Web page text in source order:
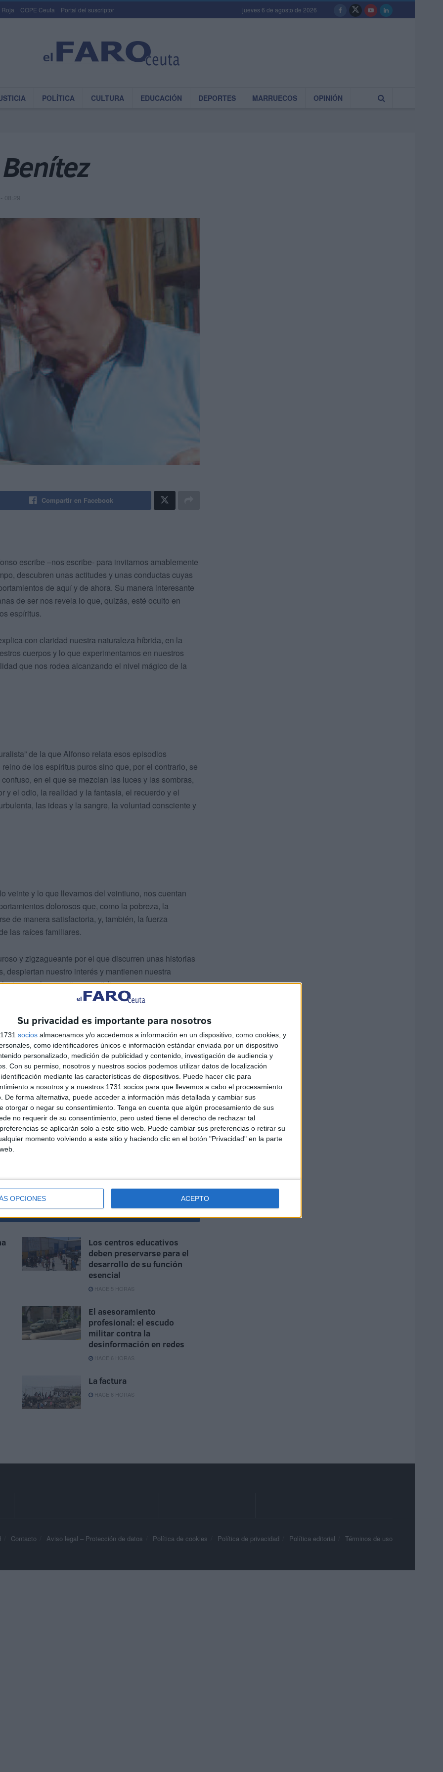
Su privacidad es importante para nosotros
socios almacenamos y/o accedemos a información en un dispositivo, como cookies, y
como identificadores únicos e información estándar enviada por un dispositivo
personalizado, medición de publicidad y contenido, investigación de audiencia y
Con su permiso, nosotros y nuestros socios podemos utilizar datos de localización
mediante las características de dispositivos. Puede hacer clic para
a nosotros y a nuestros 1731 socios para que llevemos a cabo el procesamiento
De forma alternativa, puede acceder a información más detallada y cambiar sus
otorgar o negar su consentimiento. Tenga en cuenta que algún procesamiento de sus
no requerir de su consentimiento, pero usted tiene el derecho de rechazar tal
se aplicarán solo a este sitio web. Puede cambiar sus preferencias o retirar su
momento volviendo a este sitio y haciendo clic en el botón "Privacidad" en la parte
OPCIONES ACEPTO
Roja COPE Ceuta Portal del suscriptor jueves 6 de agosto de 2026
POLÍTICA CULTURA EDUCACIÓN DEPORTES MARRUECOS OPINIÓN
08:29
Compartir en Facebook
escribe –nos escribe- para invitarnos amablemente
descubren unas actitudes y unas conductas cuyas
de aquí y de ahora. Su manera interesante
de ser nos revela lo que, quizás, esté oculto en
espíritus.
con claridad nuestra naturaleza híbrida, en la
cuerpos y lo que experimentamos en nuestros
que nos rodea alcanzando el nivel mágico de la
de la que Alfonso relata esos episodios
de los espíritus puros sino que, por el contrario, se
en el que se mezclan las luces y las sombras,
y el odio, la realidad y la fantasía, el recuerdo y el
las ideas y la sangre, la voluntad consciente y
veinte y lo que llevamos del veintiuno, nos cuentan
dolorosos que, como la pobreza, la
de manera satisfactoria, y, también, la fuerza
las raíces familiares.
y zigzagueante por el que discurren unas historias
despiertan nuestro interés y mantienen nuestra
a las cuestiones cotidianas que nos preocupan
y los frenos que explican nuestras trayectorias
ocultas o patentes de desear o de temer, de
cómo una palabra, un gesto o una actitud poseen
para destrozarla.
Los centros educativos
deben preservarse para el
desarrollo de su función
esencial
HACE 5 HORAS
El asesoramiento
profesional: el escudo
militar contra la
desinformación en redes
HACE 6 HORAS
La factura
HACE 6 HORAS
Contacto Aviso legal – Protección de datos Política de cookies Política de privacidad Política editorial Términos de uso